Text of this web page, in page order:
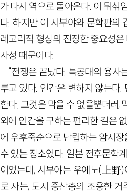
가 다시 역으로 돌아온다. 이 뒤섞
다. 하지만 이 시부야와 문학판의
레고리적 형상의 진정한 중요성
사성 때문이다.
“전쟁은 끝났다. 특공대의 용사
루고 있다. 인간은 변하지 않는다
한다. 그것은 막을 수 없을뿐더러,
외에 인간을 구하는 편리한 길은
에 우후죽순으로 난립하는 암시
수 있는 장소였다. 일본 전후문학
이었는데, 시부야는 우에노(上野
로 사는, 도시 중산층의 조용한